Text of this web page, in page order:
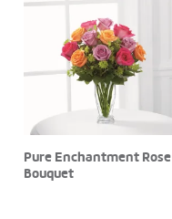
Pure Enchantment Rose
Bouquet